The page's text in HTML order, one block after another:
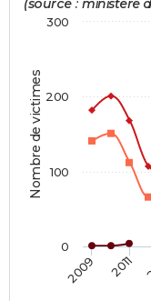
Nombre de victimes
(source : ministère
2009 2011
0
100
200
300